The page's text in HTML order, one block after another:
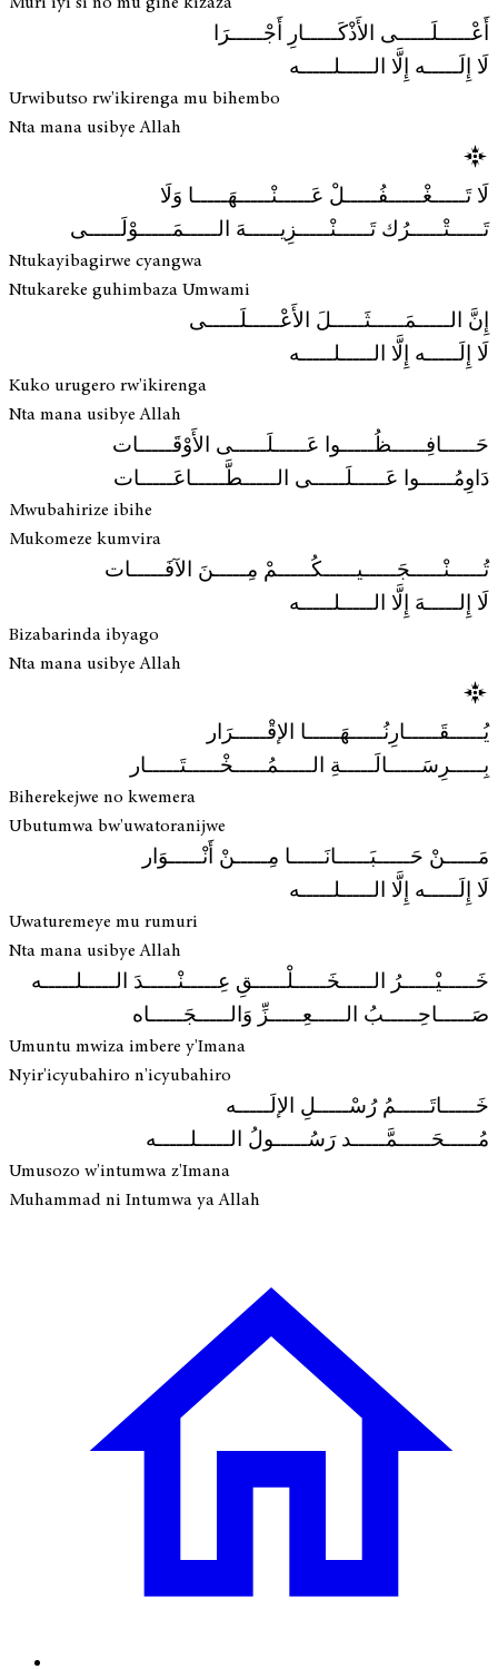
أَعْـــــلَـــــى الأَذْكَـــــارِ أَجْـــــرَا
لَا إِلَـــــه إِلَّا الـــــلـــــه
Urwibutso rw'ikirenga mu bihembo
Nta mana usibye Allah
لَا تَـــــغْـــــفُـــــلْ عَـــــنْـــــهَـــــا وَلَا
تَـــــتْـــــرُك تَـــــنْـــــزِيـــــهَ الـــــمَـــــوْلَـــــى
Ntukayibagirwe cyangwa
Ntukareke guhimbaza Umwami
إِنَّ الـــــمَـــــثَـــــلَ الأَعْـــــلَـــــى
لَا إِلَـــــه إِلَّا الـــــلـــــه
Kuko urugero rw'ikirenga
Nta mana usibye Allah
حَـــــافِـــــظُـــــوا عَـــــلَـــــى الأَوْقَـــــات
دَاوِمُـــــوا عَـــــلَـــــى الـــــطَّـــــاعَـــــات
Mwubahirize ibihe
Mukomeze kumvira
تُـــــنْـــــجَـــــيـــــكُـــــمْ مِـــــنَ الآفَـــــات
لَا إِلـــــهَ إِلَّا الـــــلـــــه
Bizabarinda ibyago
Nta mana usibye Allah
يُـــــقَـــــارِنُـــــهَـــــا الإقْـــــرَار
بِـــــرِسَـــــالَـــــةِ الـــــمُـــــخْـــــتَـــــار
Biherekejwe no kwemera
Ubutumwa bw'uwatoranijwe
مَـــــنْ حَـــــبَـــــانَـــــا مِـــــنْ أَنْـــــوَار
لَا إِلَـــــه إِلَّا الـــــلـــــه
Uwaturemeye mu rumuri
Nta mana usibye Allah
خَـــــيْـــــرُ الـــــخَـــــلْـــــقِ عِـــــنْـــــدَ الـــــلـــــه
صَـــــاحِـــــبُ الـــــعِـــــزِّ وَالـــــجَـــــاه
Umuntu mwiza imbere y'Imana
Nyir'icyubahiro n'icyubahiro
خَـــــاتَـــــمُ رُسْـــــلِ الإلَـــــه
مُـــــحَـــــمَّـــــد رَسُـــــولُ الـــــلـــــه
Umusozo w'intumwa z'Imana
Muhammad ni Intumwa ya Allah